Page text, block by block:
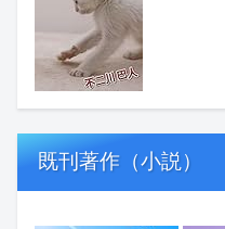
既刊著作（小説）